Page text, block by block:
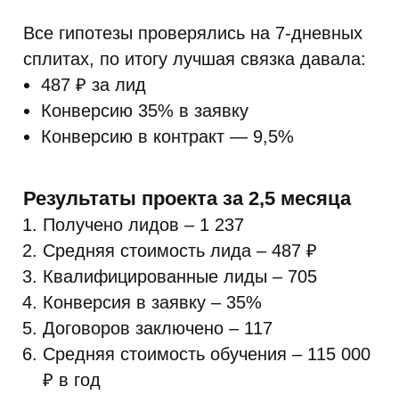
Все гипотезы проверялись на 7-дневных
сплитах, по итогу лучшая связка давала:
487 ₽ за лид
Конверсию 35% в заявку
Конверсию в контракт — 9,5%
Результаты проекта за 2,5 месяца
Получено лидов – 1 237
Средняя стоимость лида – 487 ₽
Квалифицированные лиды – 705
Конверсия в заявку – 35%
Договоров заключено – 117
Средняя стоимость обучения – 115 000
₽ в год